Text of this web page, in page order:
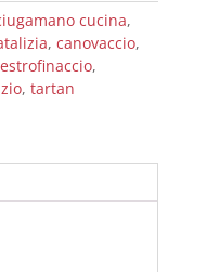
cucina,
, canovaccio,
,
, tartan